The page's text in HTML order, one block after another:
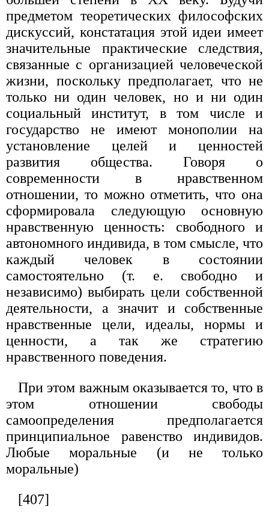
предметом теоретических философских
дискуссий, констатация этой идеи имеет
значительные практические следствия,
связанные с организацией человеческой
жизни, поскольку предполагает, что не
только ни один человек, но и ни один
социальный институт, в том числе и
государство не имеют монополии на
установление целей и ценностей
развития общества. Говоря о
современности в нравственном
отношении, то можно отметить, что она
сформировала следующую основную
нравственную ценность: свободного и
автономного индивида, в том смысле, что
каждый человек в состоянии
самостоятельно (т. е. свободно и
независимо) выбирать цели собственной
деятельности, а значит и собственные
нравственные цели, идеалы, нормы и
ценности, а так же стратегию
нравственного поведения.
При этом важным оказывается то, что в
этом отношении свободы
самоопределения предполагается
принципиальное равенство индивидов.
Любые моральные (и не только
моральные)
[407]